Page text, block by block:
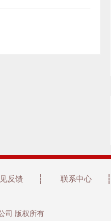
反馈 联系中心
司 版权所有